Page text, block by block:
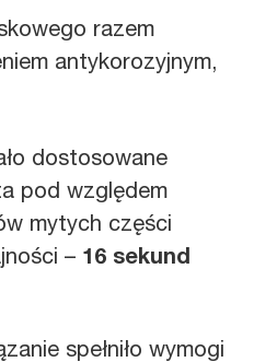
razem
antykorozyjnym,
dostosowane
pod względem
mytych części
– 16 sekund
spełniło wymogi